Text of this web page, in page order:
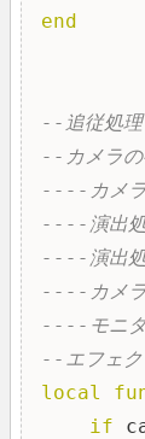
end
--追従処理
--カメラの
----カメラ
----演出処
----演出処
----カメラ
----モニタ
--エフェク
local
if